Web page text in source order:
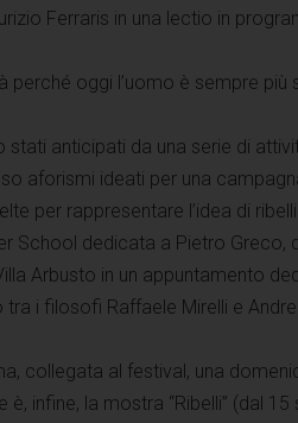
Ferraris in una lectio in
perché oggi l’uomo è sempre più
stati anticipati da una serie di
aforismi ideati per una
per rappresentare l’idea di
School dedicata a Pietro Greco,
Arbusto in un appuntamento
i filosofi Raffaele Mirelli e
collegata al festival, una
infine, la mostra “Ribelli” (dal